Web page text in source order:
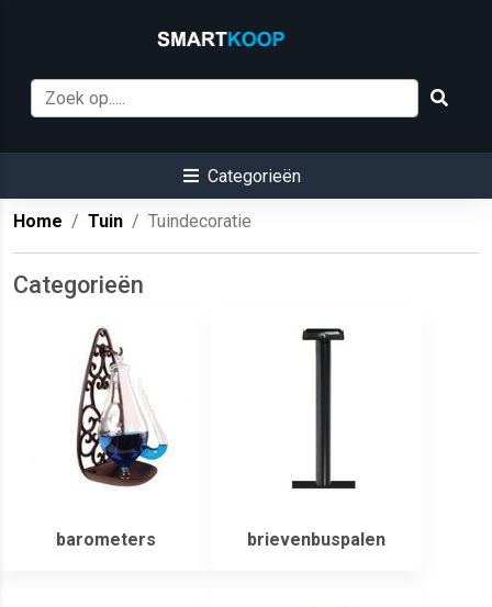
Categorieën
Home Tuin Tuindecoratie
Categorieën
barometers brievenbuspalen